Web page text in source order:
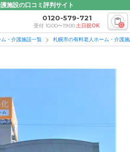
施設の口コミ評判サイト
0120-579-721
受付 10:00〜19:00土日祝OK 0
・介護施設一覧 札幌市の有料老人ホーム・介護